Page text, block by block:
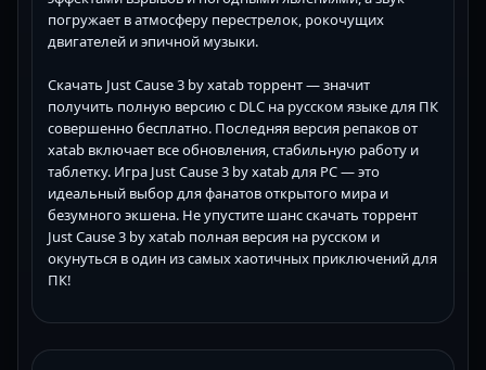
погружает в атмосферу перестрелок, рокочущих
двигателей и эпичной музыки.
Скачать Just Cause 3 by xatab торрент — значит
получить полную версию с DLC на русском языке для ПК
совершенно бесплатно. Последняя версия репаков от
xatab включает все обновления, стабильную работу и
таблетку. Игра Just Cause 3 by xatab для PC — это
идеальный выбор для фанатов открытого мира и
безумного экшена. Не упустите шанс скачать торрент
Just Cause 3 by xatab полная версия на русском и
окунуться в один из самых хаотичных приключений для
ПК!